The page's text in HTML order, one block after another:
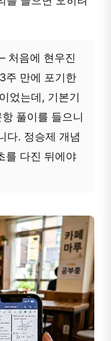
처음에 현우진
주 만에 포기한
었는데, 기본기
풀이를 들으니
다. 정승제 개념
를 다진 뒤에야